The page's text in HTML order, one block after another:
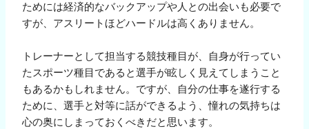
ためには経済的なバックアップや人との出会いも必要で
すが、アスリートほどハードルは高くありません。
トレーナーとして担当する競技種目が、自身が行ってい
たスポーツ種目であると選手が眩しく見えてしまうこと
もあるかもしれません。ですが、自分の仕事を遂行する
ために、選手と対等に話ができるよう、憧れの気持ちは
心の奥にしまっておくべきだと思います。